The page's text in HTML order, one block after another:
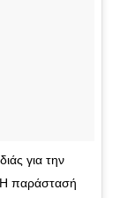
για την
Η παράστασή